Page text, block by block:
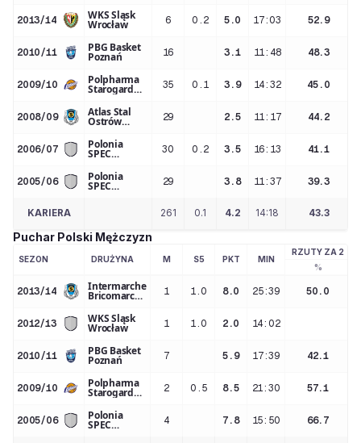
2013/14 WKS Śląsk
Wrocław 6 0.2 5.0 17:03 52.9
2010/11 PBG Basket
Poznań 16 3.1 11:48 48.3
2009/10 Polpharma
Starogard 35 0.1 3.9 14:32 45.0
2008/09 Atlas Stal
Ostrów 29 2.5 11:17 44.2
2006/07 Polonia
SPEC 30 0.2 3.5 16:13 41.1
2005/06 Polonia
SPEC 29 3.8 11:37 39.3
KARIERA 261 0.1 4.2 14:18 43.3
Puchar Polski Mężczyzn
SEZON DRUŻYNA M S5 PKT MIN
RZUTY ZA 2
%
2013/14 Intermarche
Bricomarche
Ostrów
1 1.0 8.0 25:39 50.0
2012/13 WKS Śląsk
Wrocław 1 1.0 2.0 14:02
2010/11 PBG Basket
Poznań 7 5.9 17:39 42.1
2009/10 Polpharma
Starogard 2 0.5 8.5 21:30 57.1
2005/06 Polonia
SPEC 4 7.8 15:50 66.7